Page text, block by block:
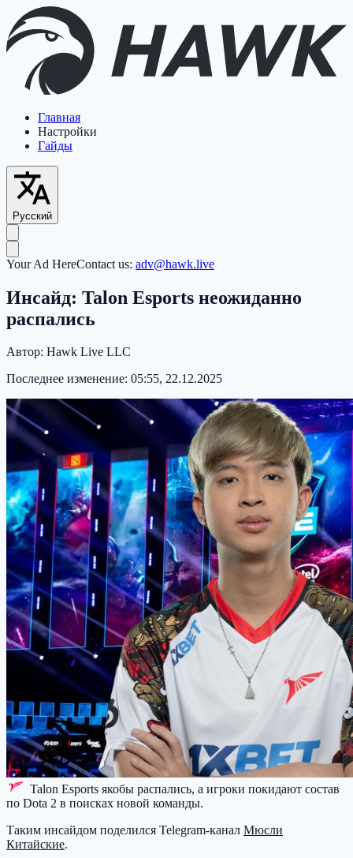
Главная
Настройки
Гайды
Русский
Your Ad HereContact us: adv@hawk.live
Инсайд: Talon Esports неожиданно
распались
Автор: Hawk Live LLC
Последнее изменение: 05:55, 22.12.2025
Talon Esports якобы распались, а игроки покидают состав
по Dota 2 в поисках новой команды.
Таким инсайдом поделился Telegram-канал Мюсли
Китайские.